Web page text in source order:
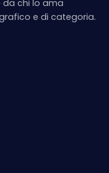
da chi lo ama
e di categoria.